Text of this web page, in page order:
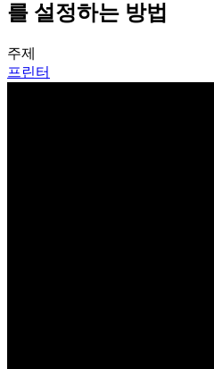
를 설정하는 방법
주제
프린터